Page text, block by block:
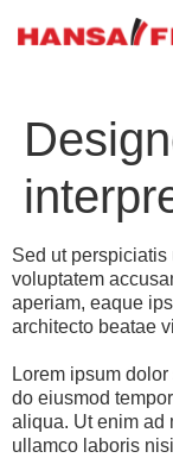
Sed ut
voluptatem
aperiam, eaque
architecto beatae
Lorem ipsum
do eiusmod
aliqua. Ut enim ad
ullamco laboris